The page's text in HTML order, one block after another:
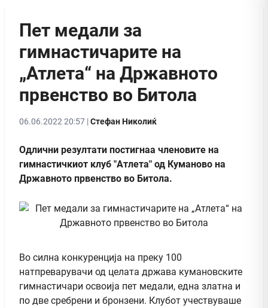
Пет медали за
гимнастичарите на
„Атлета“ на Државното
првенство во Битола
06.06.2022 20:57 |Стефан Николиќ
Oдлични резултати постигнаа членовите на
гимнастичкиот клуб "Атлета" од Куманово на
Државното првенство во Битола.
Во силна конкуренција на преку 100
натпреварувачи од целата држава кумановските
гимнастичари освоија пет медали, една златна и
по две сребрени и бронзени. Клубот учествуваше